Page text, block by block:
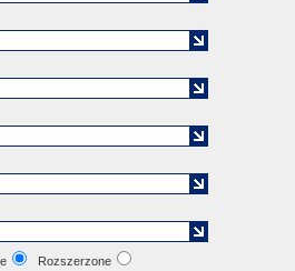
Rozszerzone